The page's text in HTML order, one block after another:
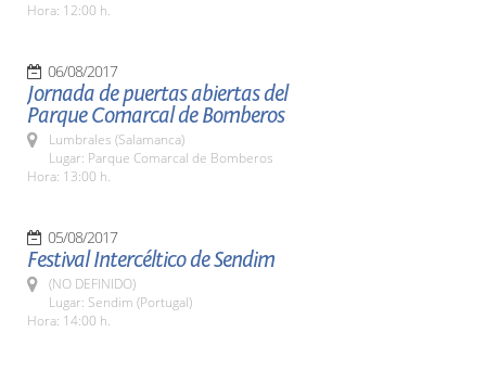
Hora: 12:00 h.
06/08/2017
Jornada de puertas abiertas del
Parque Comarcal de Bomberos
Lumbrales (Salamanca)
Lugar: Parque Comarcal de Bomberos
Hora: 13:00 h.
05/08/2017
Festival Intercéltico de Sendim
(NO DEFINIDO)
Lugar: Sendim (Portugal)
Hora: 14:00 h.